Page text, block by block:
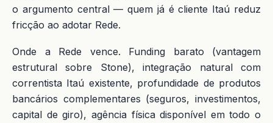
o argumento central — quem já é cliente Itaú reduz
fricção ao adotar Rede.
Onde a Rede vence. Funding barato (vantagem
estrutural sobre Stone), integração natural com
correntista Itaú existente, profundidade de produtos
bancários complementares (seguros, investimentos,
capital de giro), agência física disponível em todo o